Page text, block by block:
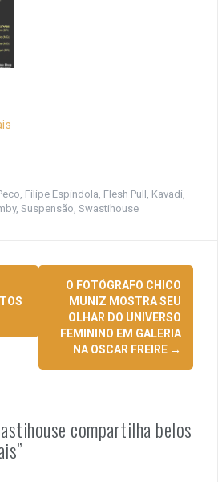
, Filipe Espindola, Flesh Pull , Kavadi,
, Suspensão, Swastihouse
O FOTÓGRAFO CHICO
MUNIZ MOSTRA SEU
OLHAR DO UNIVERSO
FEMININO EM GALERIA
NA OSCAR FREIRE →
compartilha belos
”